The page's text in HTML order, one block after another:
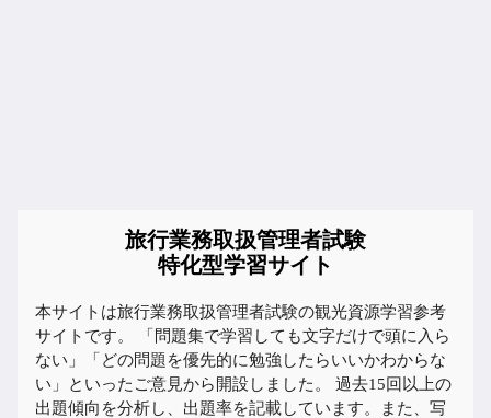
旅行業務取扱管理者試験
特化型学習サイト
本サイトは旅行業務取扱管理者試験の観光資源学習参考
サイトです。 「問題集で学習しても文字だけで頭に入ら
ない」「どの問題を優先的に勉強したらいいかわからな
い」といったご意見から開設しました。 過去15回以上の
出題傾向を分析し、出題率を記載しています。また、写